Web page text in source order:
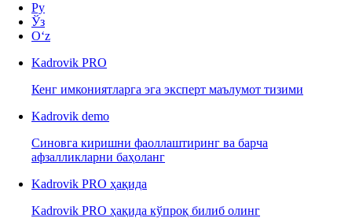
Ру
Ўз
Oʻz
Kadrovik PRO
Кенг имкониятларга эга эксперт маълумот тизими
Kadrovik demo
Синовга киришни фаоллаштиринг ва барча
афзалликларни баҳоланг
Kadrovik PRO ҳақида
Kadrovik PRO ҳақида кўпроқ билиб олинг